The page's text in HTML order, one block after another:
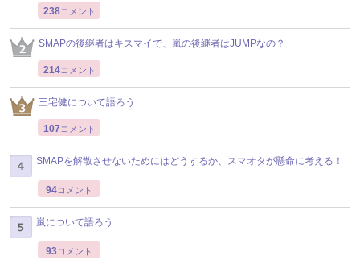
238コメント
SMAPの後継者はキスマイで、嵐の後継者はJUMPなの？
214コメント
三宅健について語ろう
107 コメント
SMAPを解散させないためにはどうするか、スマオタが懸命に考える！
94コメント
嵐について語ろう
93コメント